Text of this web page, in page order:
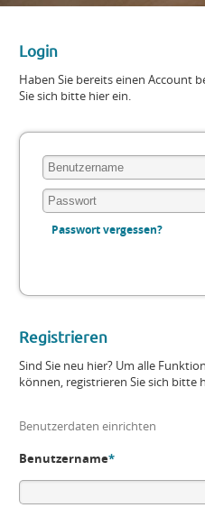
Login
Haben Sie bereits einen Account
Sie sich bitte hier ein.
Passwort vergessen?
Registrieren
Sind Sie neu hier? Um alle
können, registrieren Sie sich bitte
Benutzerdaten einrichten
Benutzername*